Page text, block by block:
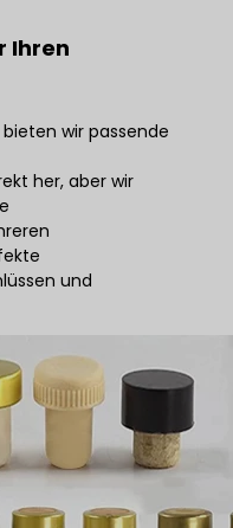
Ihren
wir passende
her, aber wir
und